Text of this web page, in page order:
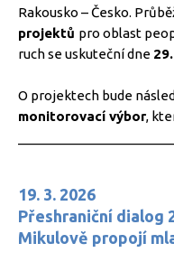
Rakousko – Česko.
projektů pro oblast
ruch se uskuteční dne
O projektech bude
monitorovací výbor,
19. 3. 2026
Přeshraniční dialog
Mikulově propojí